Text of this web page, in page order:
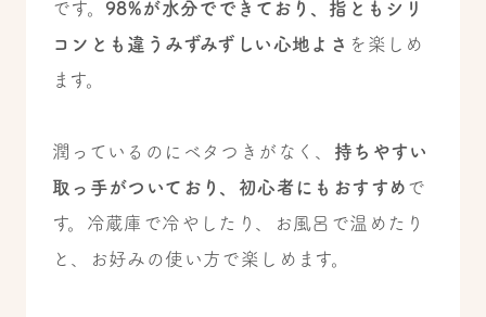
です。 98%が水分でできており、指ともシリ
コンとも違うみずみずしい心地よさ を楽しめ
ます。
潤っているのにベタつきがなく、 持ちやすい
取っ手がついており、初心者にもおすすめ で
す。冷蔵庫で冷やしたり、お風呂で温めたり
と、お好みの使い方で楽しめます。